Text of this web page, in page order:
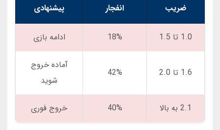
ضریب
انفجار
پیشنهادی
1.0 تا 1.5 18% ادامه بازی
1.6 تا 2.0 42%
آماده خروج
شوید
2.1 به بالا 40% خروج فوری